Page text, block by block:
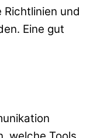
und
Eine gut